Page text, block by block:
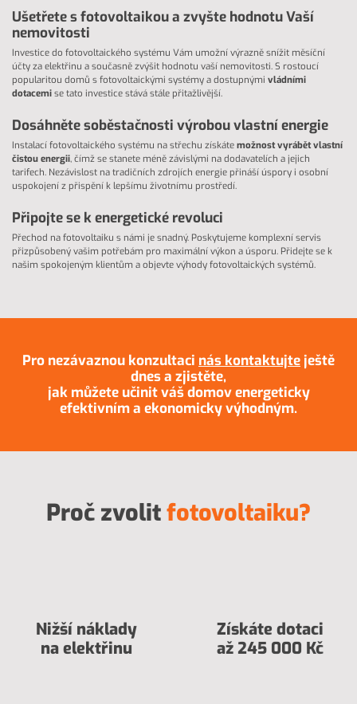
Ušetřete s fotovoltaikou a zvyšte hodnotu Vaší
nemovitosti
Investice do fotovoltaického systému Vám umožní výrazně snížit měsíční
účty za elektřinu a současně zvýšit hodnotu vaší nemovitosti. S rostoucí
popularitou domů s fotovoltaickými systémy a dostupnými vládními
dotacemise tato investice stává stále přitažlivější.
Dosáhněte soběstačnosti výrobou vlastní energie
Instalací fotovoltaického systému na střechu získátemožnost vyrábět vlastní
čistou energii, čímž se stanete méně závislými na dodavatelích a jejich
tarifech. Nezávislost na tradičních zdrojích energie přináší úspory i osobní
uspokojení z přispění k lepšímu životnímu prostředí.
Připojte se k energetické revoluci
Přechod na fotovoltaiku s námi je snadný. Poskytujeme komplexní servis
přizpůsobený vašim potřebám pro maximální výkon a úsporu. Přidejte se k
našim spokojeným klientům a objevte výhody fotovoltaických systémů.
Pro nezávaznou konzultaci nás kontaktujte ještě
dnes a zjistěte,
jak můžete učinit váš domov energeticky
efektivním a ekonomicky výhodným.
Proč zvolitfotovoltaiku?
Nižší náklady
na elektřinu
Získáte dotaci
až 245 000 Kč